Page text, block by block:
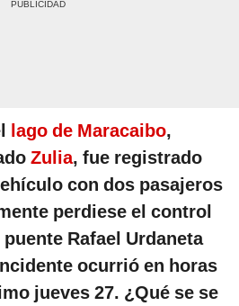
lago de Maracaibo,
Zulia, fue registrado
con dos pasajeros
perdiese el control
Rafael Urdaneta
ocurrió en horas
jueves 27. ¿Qué se se